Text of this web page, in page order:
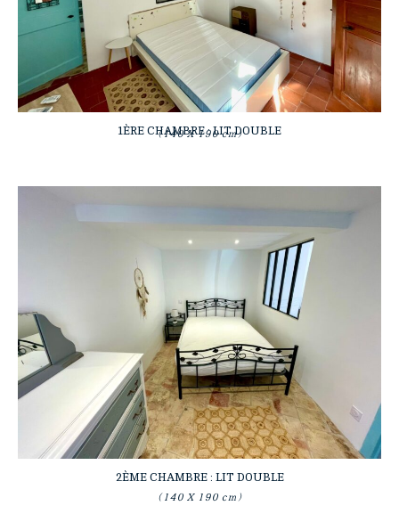
1ÈRE CHAMBRE : LIT DOUBLE
(140 X 190 cm)
2ÈME CHAMBRE : LIT DOUBLE
(140 X 190 cm)